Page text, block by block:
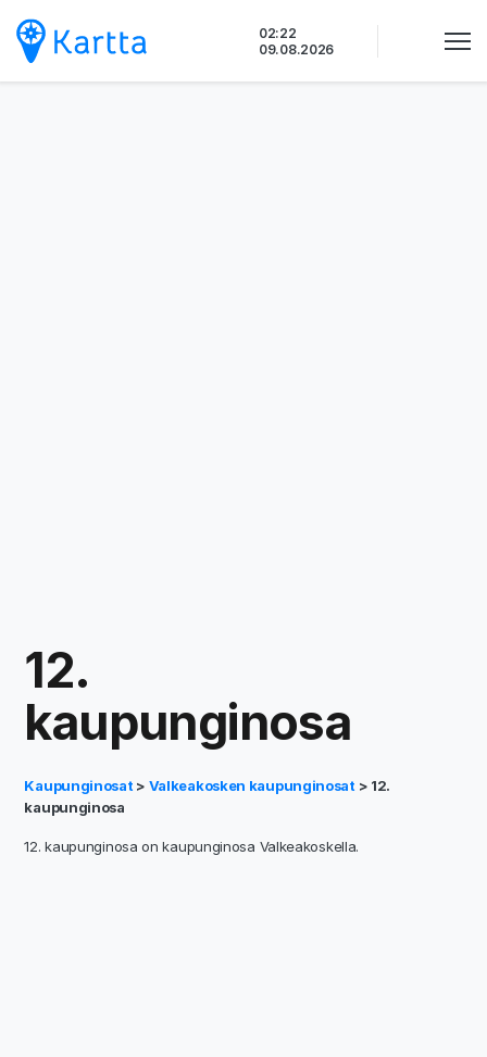
sisältöön
02:22
09.08.2026
12.
kaupunginosa
Kaupunginosat > Valkeakosken kaupunginosat > 12.
kaupunginosa
12. kaupunginosa on kaupunginosa Valkeakoskella.